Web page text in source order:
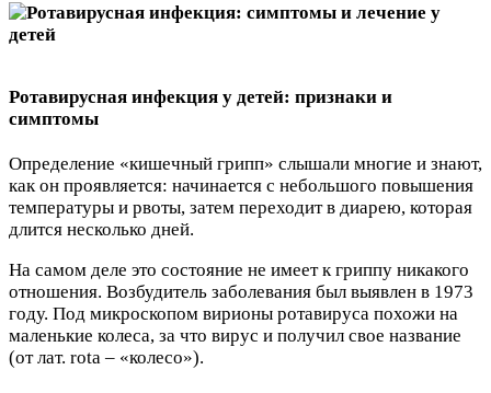
Ротавирусная инфекция у детей: признаки и
симптомы
Определение «кишечный грипп» слышали многие и знают,
как он проявляется: начинается с небольшого повышения
температуры и рвоты, затем переходит в диарею, которая
длится несколько дней.
На самом деле это состояние не имеет к гриппу никакого
отношения. Возбудитель заболевания был выявлен в 1973
году. Под микроскопом вирионы ротавируса похожи на
маленькие колеса, за что вирус и получил свое название
(от лат. rota – «колесо»).